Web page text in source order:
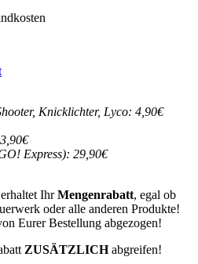
Knicklichter, Lyco: 4,90€
Express): 29,90€
IhrMengenrabatt, egal ob
oder alle anderen Produkte!
Eurer Bestellung abgezogen!
ZUSÄTZLICHabgreifen!